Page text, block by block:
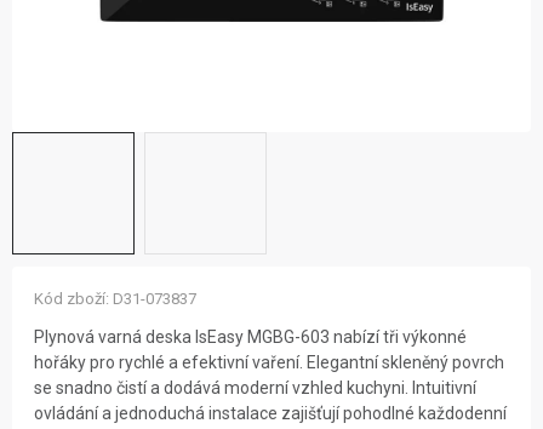
12 důvodů proč Gigamat
Kontakt
Plynová varná deska IsEasy MGBG-603 nabízí tři výkonné
hořáky pro rychlé a efektivní vaření. Elegantní skleněný povrch
se snadno čistí a dodává moderní vzhled kuchyni. Intuitivní
ovládání a jednoduchá instalace zajišťují pohodlné každodenní
Kód zboží: D31-073837